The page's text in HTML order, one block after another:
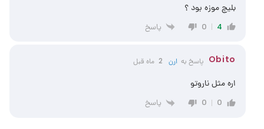
بلیچ موزه بود ؟
4
0 پاسخ
Obito پاسخ بهارن 2 ماه قبل
اره مثل ناروتو
0
0 پاسخ